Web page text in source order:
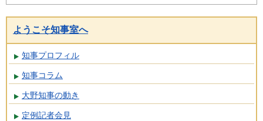
ようこそ知事室へ
知事プロフィル
知事コラム
大野知事の動き
定例記者会見